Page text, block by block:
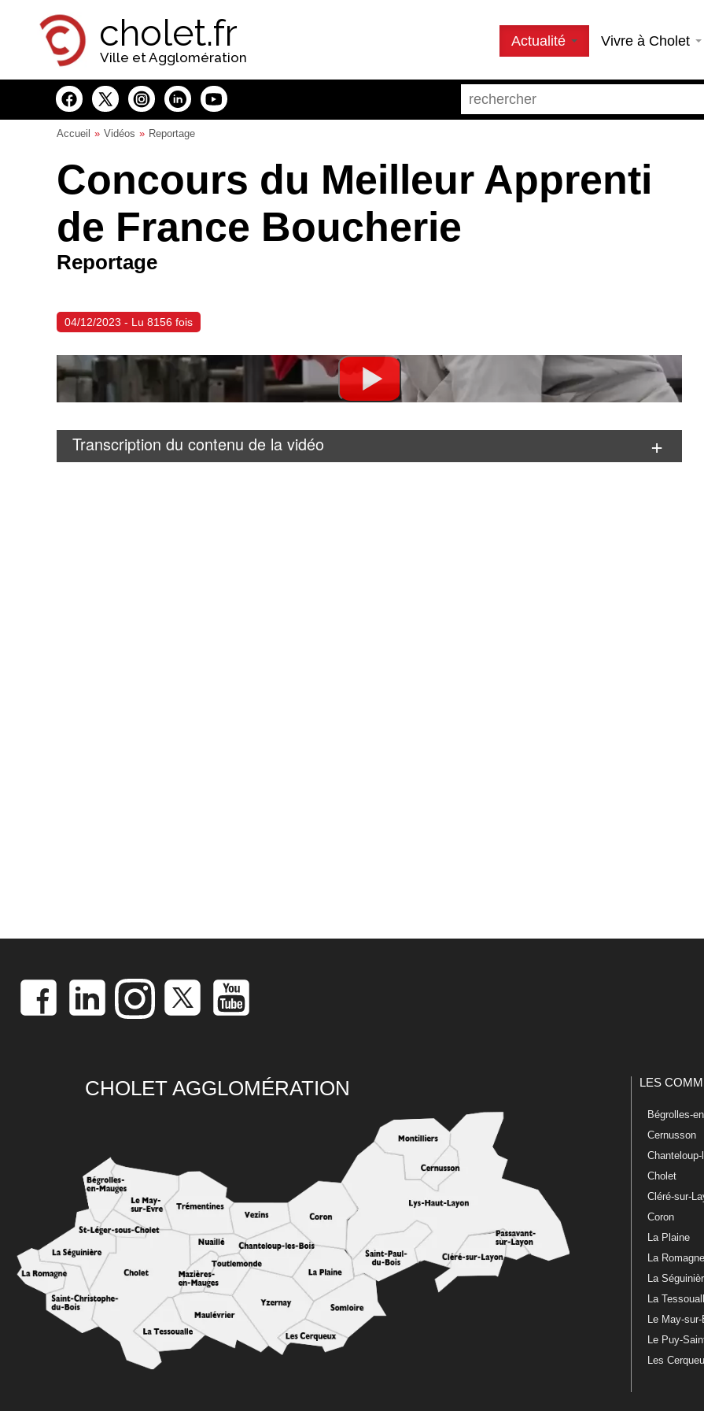
cholet.fr
Ville et Agglomération
Actualité Vivre à Cholet
Accueil Vidéos Reportage
Concours du Meilleur Apprenti
de France Boucherie
Reportage
04/12/2023 - Lu 8156 fois
Transcription du contenu de la vidéo
CHOLET AGGLOMÉRATION LES
Bégrolles-
Cernusson
Cholet
Cléré-sur-
Coron
La Plaine
La Romagne
La
La
Le May-
Le Puy-
Les